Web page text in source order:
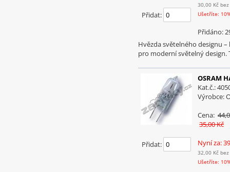
Přidat:
30,00 Kč bez
Ušetříte:
Přidáno:
Hvězda světelného designu –
pro moderní světelný design.
Přidat:
OSRAM
Kat.č.:
Výrobce:
Cena:
35,00 Kč
Nyní za:
32,00 Kč bez
Ušetříte: